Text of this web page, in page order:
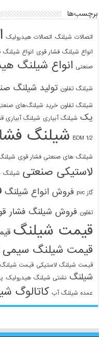
برچسب‌ها
اتصالات شیلنگ اتصالات هیدرولیک
انواع شیلنگ فشار قوی انواع
صنعتی انواع شیلنگ
شیلنگ تفلون تولید شیلنگ
شیلنگ تفلون خرید شیلنگ‌های
یک شیلنگ آبیاری شیلنگ آبیاری
1/2 BDM شیلنگ
شیلنگ های صنعتی فشار قوی
لاستیکی صنعتی شیلنگ
گاز pvc فروش انواع شیلنگ
تفلون فروش شیلنگ فشار
قیمت شیلنگ
قیمت شیلنگ سیمی
قیمت شیلنگ لاستیکی قیمت
شیلنگ نشتی شیلنگ هیدرولیک
عمده شیلنگ آب کاتالوگ